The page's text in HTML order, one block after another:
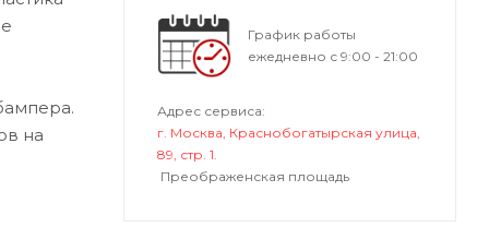
на
График работы
ежедневно с 9:00 - 21:00
Адрес сервиса:
г. Москва, Краснобогатырская улица,
89, стр. 1.
Преображенская площадь